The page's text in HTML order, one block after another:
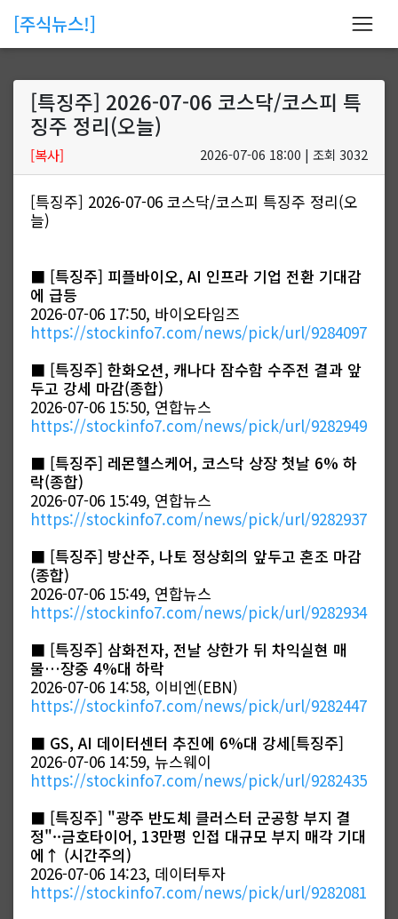
[주식뉴스!]
[특징주] 2026-07-06 코스닥/코스피 특
징주 정리(오늘)
[복사] 2026-07-06 18:00 | 조회 3032
[특징주] 2026-07-06 코스닥/코스피 특징주 정리(오
늘)
■ [특징주] 피플바이오, AI 인프라 기업 전환 기대감
에 급등
2026-07-06 17:50, 바이오타임즈
https://stockinfo7.com/news/pick/url/9284097
■ [특징주] 한화오션, 캐나다 잠수함 수주전 결과 앞
두고 강세 마감(종합)
2026-07-06 15:50, 연합뉴스
https://stockinfo7.com/news/pick/url/9282949
■ [특징주] 레몬헬스케어, 코스닥 상장 첫날 6% 하
락(종합)
2026-07-06 15:49, 연합뉴스
https://stockinfo7.com/news/pick/url/9282937
■ [특징주] 방산주, 나토 정상회의 앞두고 혼조 마감
(종합)
2026-07-06 15:49, 연합뉴스
https://stockinfo7.com/news/pick/url/9282934
■ [특징주] 삼화전자, 전날 상한가 뒤 차익실현 매
물…장중 4%대 하락
2026-07-06 14:58, 이비엔(EBN)
https://stockinfo7.com/news/pick/url/9282447
■ GS, AI 데이터센터 추진에 6%대 강세[특징주]
2026-07-06 14:59, 뉴스웨이
https://stockinfo7.com/news/pick/url/9282435
■ [특징주] "광주 반도체 클러스터 군공항 부지 결
정"··금호타이어, 13만평 인접 대규모 부지 매각 기대
에↑ (시간주의)
2026-07-06 14:23, 데이터투자
https://stockinfo7.com/news/pick/url/9282081